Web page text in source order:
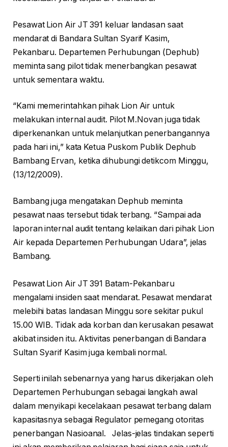
Pesawat Lion Air JT 391 keluar landasan saat
mendarat di Bandara Sultan Syarif Kasim,
Pekanbaru. Departemen Perhubungan (Dephub)
meminta sang pilot tidak menerbangkan pesawat
untuk sementara waktu.
“Kami memerintahkan pihak Lion Air untuk
melakukan internal audit. Pilot M.Novan juga tidak
diperkenankan untuk melanjutkan penerbangannya
pada hari ini,” kata Ketua Puskom Publik Dephub
Bambang Ervan, ketika dihubungi detikcom Minggu,
(13/12/2009).
Bambang juga mengatakan Dephub meminta
pesawat naas tersebut tidak terbang. “Sampai ada
laporan internal audit tentang kelaikan dari pihak Lion
Air kepada Departemen Perhubungan Udara”, jelas
Bambang.
Pesawat Lion Air JT 391 Batam-Pekanbaru
mengalami insiden saat mendarat. Pesawat mendarat
melebihi batas landasan Minggu sore sekitar pukul
15.00 WIB. Tidak ada korban dan kerusakan pesawat
akibat insiden itu. Aktivitas penerbangan di Bandara
Sultan Syarif Kasim juga kembali normal.
Seperti inilah sebenarnya yang harus dikerjakan oleh
Departemen Perhubungan sebagai langkah awal
dalam menyikapi kecelakaan pesawat terbang dalam
kapasitasnya sebagai Regulator pemegang otoritas
penerbangan Nasioanal. Jelas-jelas tindakan seperti